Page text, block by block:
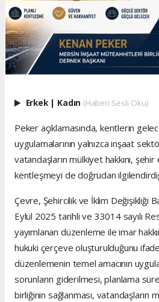
Erkek Kadın (Haberi Sesli Oku)
Peker açıklamasında, kentlerin
uygulamalarının yalnızca inşaat
vatandaşların mülkiyet hakkını,
kentleşmeyi de doğrudan
Çevre, Şehircilik ve İklim Değişikliği
Eylül 2025 tarihli ve 33014 sayılı
yayımlanan düzenleme ile imar
hukuki çerçeve oluşturulduğunu
düzenlemenin temel amacının
sorunların giderilmesi, planlama
birliğinin sağlanması, vatandaşların